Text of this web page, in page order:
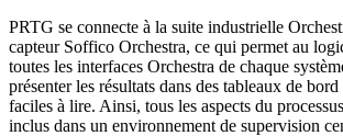
PRTG se connecte à la suite industrielle
capteur Soffico Orchestra, ce qui permet au
toutes les interfaces Orchestra de chaque
présenter les résultats dans des tableaux de
faciles à lire. Ainsi, tous les aspects du
inclus dans un environnement de supervision